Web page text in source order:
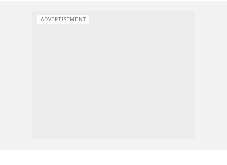
ADVERTISEMENT